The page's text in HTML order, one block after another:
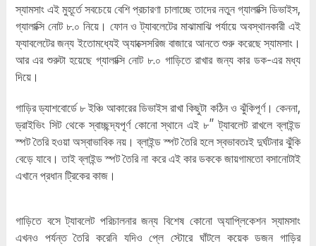
স্যামসাং এই মুহূর্তে সবচেয়ে বেশি প্রচারণা চালাচ্ছে তাদের নতুন গ্যালাক্সি ডিভাইস,
গ্যালাক্সি নোট ৮.০ নিয়ে। ফোন ও ট্যাবলেটের মাঝামাঝি পর্যায়ে অবস্থানকারী এই
ফ্যাবলেটের জন্য ইতোমধ্যেই অ্যাক্সেসরিজ বাজারে আনতে শুরু করেছে স্যামসাং।
আর এর শুরুটা হয়েছে গ্যালাক্সি নোট ৮.০ গাড়িতে রাখার জন্য কার ডক-এর মধ্য
দিয়ে।
গাড়ির ড্যাশবোর্ডে ৮ ইঞ্চি আকারের ডিভাইস রাখা কিছুটা কঠিন ও ঝুঁকিপূর্ণ। কেননা,
ড্রাইভিং সিট থেকে স্বাচ্ছন্দ্যপূর্ণ কোনো স্থানে এই ৮” ট্যাবলেট রাখলে ব্লাইন্ড
স্পট তৈরি হওয়া অস্বাভাবিক নয়। ব্লাইন্ড স্পট তৈরি হলে স্বভাবতঃই দুর্ঘটনার ঝুঁকি
বেড়ে যাবে। তাই ব্লাইন্ড স্পট তৈরি না করে এই কার ডককে জায়গামতো বসানোটাই
এখানে প্রধান ট্রিকের কাজ।
গাড়িতে বসে ট্যাবলেট পরিচালনার জন্য বিশেষ কোনো অ্যাপ্লিকেশন স্যামসাং
এখনও পর্যন্ত তৈরি করেনি যদিও প্লে স্টোরে ঘাঁটলে কয়েক ডজন গাড়ির